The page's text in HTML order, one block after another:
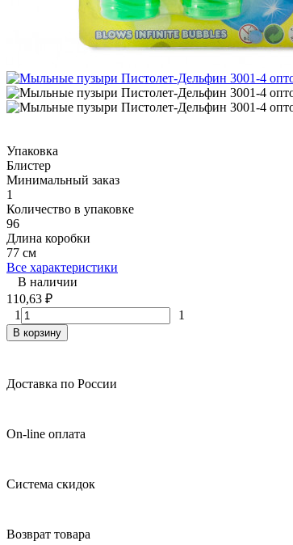
Упаковка
Блистер
Минимальный заказ
1
Количество в упаковке
96
Длина коробки
77 см
Все характеристики
В наличии
110,63 ₽
1
1
В корзину
Доставка по России
On-line оплата
Система скидок
Возврат товара